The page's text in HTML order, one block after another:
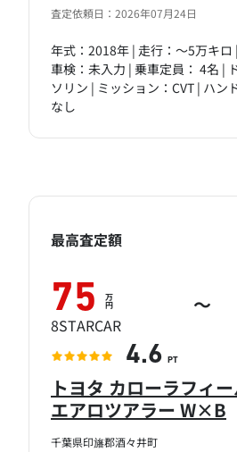
査定依頼日：2026年07月24日
年式：2018年 | 走行：～5万キロ
車検：未入力 | 乗車定員： 4名 |
ソリン | ミッション：CVT | ハン
なし
千葉県印旛郡酒々井町
トヨタ カローラフィ
エアロツアラー W×B
最高査定額
75 万
円 ～
8STARCAR
4.6 PT